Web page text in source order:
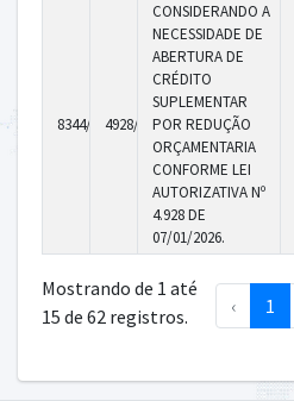
8344/20264928/2026
CONSIDERANDO A
NECESSIDADE DE
ABERTURA DE
CRÉDITO
SUPLEMENTAR
POR REDUÇÃO
ORÇAMENTARIA
CONFORME LEI
AUTORIZATIVA Nº
4.928 DE
07/01/2026.
Mostrando de 1 até
15 de 62 registros.
‹ 1